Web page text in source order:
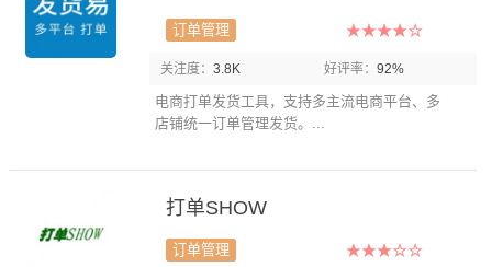
订单管理
关注度： 3.8K 好评率： 92%
电商打单发货工具，支持多主流电商平台、多
店铺统一订单管理发货。...
打单SHOW
订单管理